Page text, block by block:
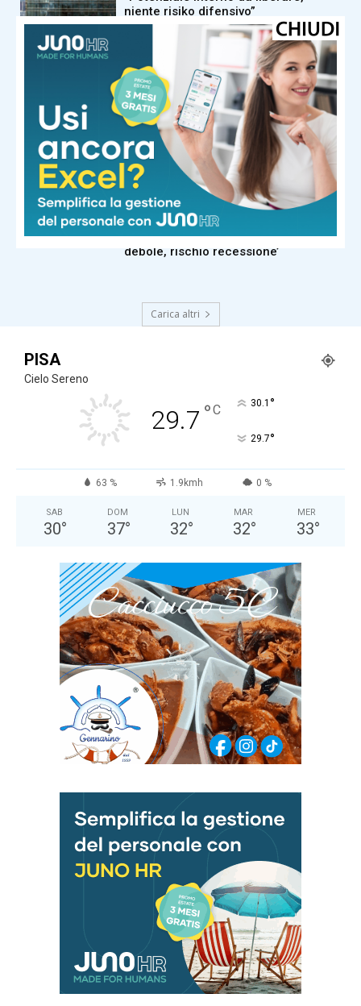
niente risiko difensivo”
Mps e Banco Bpm accelerano: a
lavoro per piano integrazione entro 6
agosto
Finanza
Unicredit: agosto di possibili incontri
su fronte Commerz, in corso
valutazioni su M&A domestico
Finanza
Bce: David (Candriam), ‘Eurozona
debole, rischio recessione’
Carica altri
PISA
Cielo Sereno
29.7 °C 30.1 °
29.7°
63 % 1.9kmh 0 %
SAB
30°
DOM
37°
LUN
32°
MAR
32°
MER
33°